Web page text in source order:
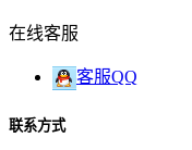
在线客服
客服QQ
联系方式